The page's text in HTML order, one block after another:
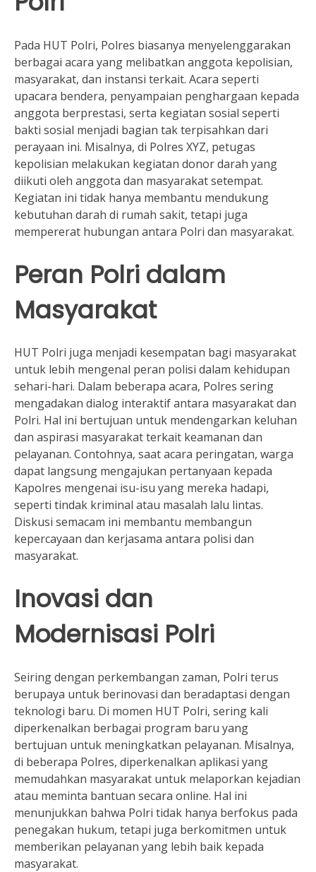
Pada HUT Polri, Polres biasanya menyelenggarakan
berbagai acara yang melibatkan anggota kepolisian,
masyarakat, dan instansi terkait. Acara seperti
upacara bendera, penyampaian penghargaan kepada
anggota berprestasi, serta kegiatan sosial seperti
bakti sosial menjadi bagian tak terpisahkan dari
perayaan ini. Misalnya, di Polres XYZ, petugas
kepolisian melakukan kegiatan donor darah yang
diikuti oleh anggota dan masyarakat setempat.
Kegiatan ini tidak hanya membantu mendukung
kebutuhan darah di rumah sakit, tetapi juga
mempererat hubungan antara Polri dan masyarakat.
Peran Polri dalam
Masyarakat
HUT Polri juga menjadi kesempatan bagi masyarakat
untuk lebih mengenal peran polisi dalam kehidupan
sehari-hari. Dalam beberapa acara, Polres sering
mengadakan dialog interaktif antara masyarakat dan
Polri. Hal ini bertujuan untuk mendengarkan keluhan
dan aspirasi masyarakat terkait keamanan dan
pelayanan. Contohnya, saat acara peringatan, warga
dapat langsung mengajukan pertanyaan kepada
Kapolres mengenai isu-isu yang mereka hadapi,
seperti tindak kriminal atau masalah lalu lintas.
Diskusi semacam ini membantu membangun
kepercayaan dan kerjasama antara polisi dan
masyarakat.
Inovasi dan
Modernisasi Polri
Seiring dengan perkembangan zaman, Polri terus
berupaya untuk berinovasi dan beradaptasi dengan
teknologi baru. Di momen HUT Polri, sering kali
diperkenalkan berbagai program baru yang
bertujuan untuk meningkatkan pelayanan. Misalnya,
di beberapa Polres, diperkenalkan aplikasi yang
memudahkan masyarakat untuk melaporkan kejadian
atau meminta bantuan secara online. Hal ini
menunjukkan bahwa Polri tidak hanya berfokus pada
penegakan hukum, tetapi juga berkomitmen untuk
memberikan pelayanan yang lebih baik kepada
masyarakat.